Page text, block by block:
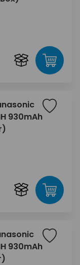
930mAh
930mAh